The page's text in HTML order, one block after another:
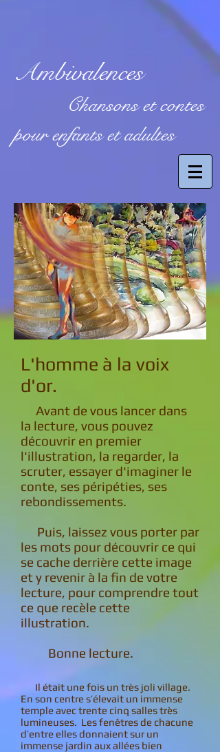
Ambivalences
Chansons et contes
pour enfants et adultes
L'homme à la voix
d'or.
Avant de vous lancer dans
la lecture, vous pouvez
découvrir en premier
l'illustration, la regarder, la
scruter, essayer d'imaginer le
conte, ses péripéties, ses
rebondissements.
Puis, laissez vous porter par
les mots pour découvrir ce qui
se cache derrière cette image
et y revenir à la fin de votre
lecture, pour comprendre tout
ce que recèle cette
illustration.
Bonne lecture.
Il était une fois un très joli village.
En son centre s’élevait un immense
temple avec trente cinq salles très
lumineuses. Les fenêtres de chacune
d’entre elles donnaient sur un
immense jardin aux allées bien